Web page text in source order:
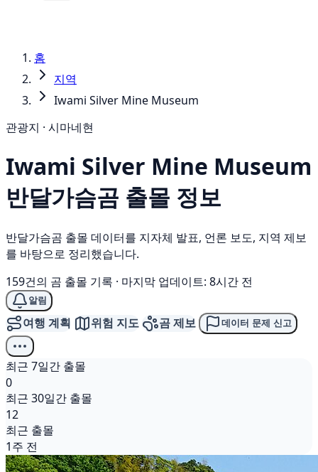
홈
지역
Iwami Silver Mine Museum
관광지 · 시마네현
Iwami Silver Mine Museum
반달가슴곰 출몰 정보
반달가슴곰 출몰 데이터를 지자체 발표, 언론 보도, 지역 제보
를 바탕으로 정리했습니다.
159건의 곰 출몰 기록 · 마지막 업데이트: 8시간 전
알림
여행 계획 위험 지도 곰 제보 데이터 문제 신고
최근 7일간 출몰
0
최근 30일간 출몰
12
최근 출몰
1주 전